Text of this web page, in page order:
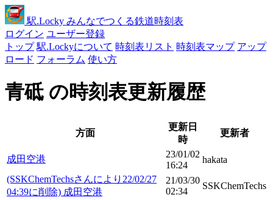
駅.Locky みんなでつくる鉄道時刻表
ログイン ユーザー登録
トップ 駅.Lockyについて 時刻表リスト 時刻表マップ アップ
ロード フォーラム 使い方
青砥 の時刻表更新履歴
方面
更新日
時
更新者
成田空港
23/01/02
16:24
hakata
(SSKChemTechsさんにより22/02/27
04:39に削除) 成田空港
21/03/30
02:34
SSKChemTechs